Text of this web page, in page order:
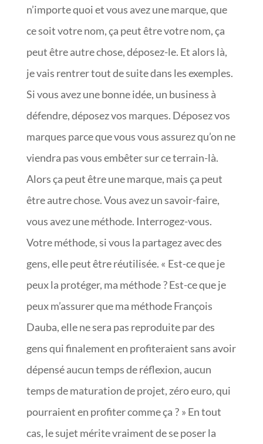
n’importe quoi et vous avez une marque, que
ce soit votre nom, ça peut être votre nom, ça
peut être autre chose, déposez-le. Et alors là,
je vais rentrer tout de suite dans les exemples.
Si vous avez une bonne idée, un business à
défendre, déposez vos marques. Déposez vos
marques parce que vous vous assurez qu’on ne
viendra pas vous embêter sur ce terrain-là.
Alors ça peut être une marque, mais ça peut
être autre chose. Vous avez un savoir-faire,
vous avez une méthode. Interrogez-vous.
Votre méthode, si vous la partagez avec des
gens, elle peut être réutilisée. « Est-ce que je
peux la protéger, ma méthode ? Est-ce que je
peux m’assurer que ma méthode François
Dauba, elle ne sera pas reproduite par des
gens qui finalement en profiteraient sans avoir
dépensé aucun temps de réflexion, aucun
temps de maturation de projet, zéro euro, qui
pourraient en profiter comme ça ? » En tout
cas, le sujet mérite vraiment de se poser la